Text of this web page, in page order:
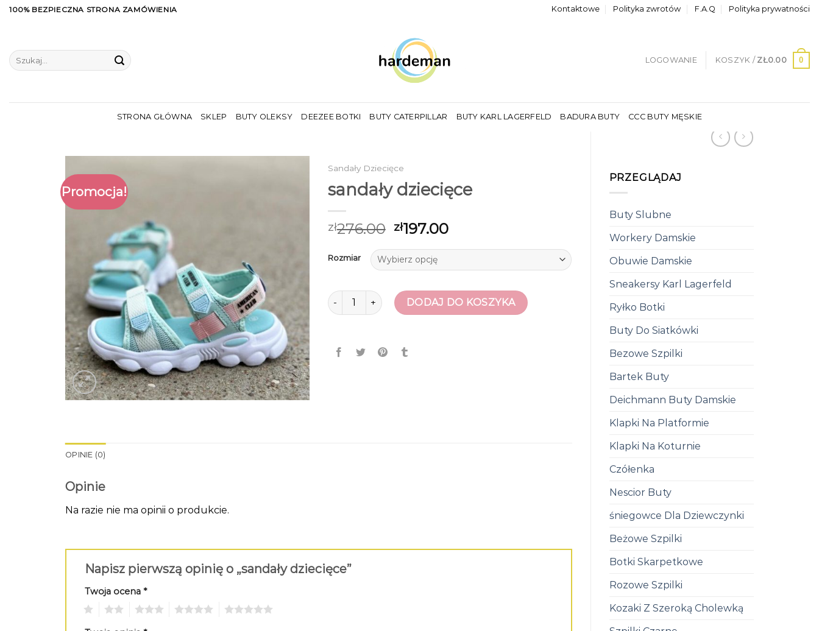
Skip100% BEZPIECZNA STRONA ZAMÓWIENIA Kontaktowe Polityka zwrotów F.A.Q Polityka prywatności
Szukaj:
LOGOWANIE KOSZYK / ZŁ0.00 0
STRONA GŁÓWNA SKLEP BUTY OLEKSY DEEZEE BOTKI BUTY CATERPILLAR BUTY KARL LAGERFELD BADURA BUTY CCC BUTY MĘSKIE
PRZEGLĄDAJ
Buty Slubne
Workery Damskie
Obuwie Damskie
Sneakersy Karl Lagerfeld
Ryłko Botki
Buty Do Siatkówki
Bezowe Szpilki
Bartek Buty
Deichmann Buty Damskie
Klapki Na Platformie
Klapki Na Koturnie
Czółenka
Nescior Buty
śniegowce Dla Dziewczynki
Beżowe Szpilki
Botki Skarpetkowe
Rozowe Szpilki
Kozaki Z Szeroką Cholewką
Promocja!
Sandały Dziecięce
sandały dziecięce
zł276.00 zł197.00
Rozmiar
ilość sandały dziecięceDODAJ DO KOSZYKA
OPINIE (0)
Opinie
Na razie nie ma opinii o produkcie.
Napisz pierwszą opinię o „sandały dziecięce”
Twoja ocena *